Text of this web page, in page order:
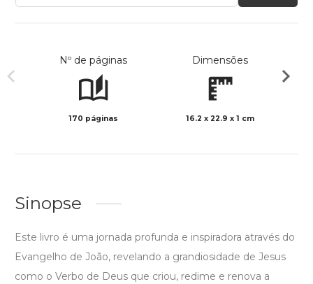
Nº de páginas
170 páginas
Dimensões
16.2 x 22.9 x 1 cm
Sinopse
Este livro é uma jornada profunda e inspiradora através do
Evangelho de João, revelando a grandiosidade de Jesus
como o Verbo de Deus que criou, redime e renova a